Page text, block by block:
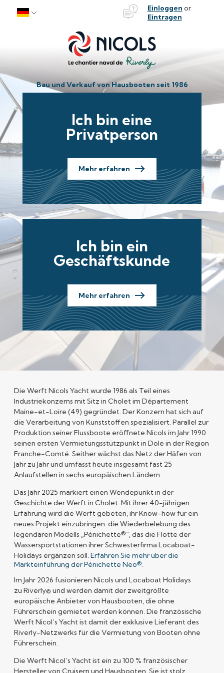
Skip to content
Bateaux Nicols Einloggen or
Eintragen
Bau und Verkauf von Hausbooten seit 1986
Ich bin eine
Privatperson
Mehr erfahren
Ich bin ein
Geschäftskunde
Mehr erfahren
Die Werft Nicols Yacht wurde 1986 als Teil eines
Industriekonzerns mit Sitz in Cholet im Département
Maine-et-Loire (49) gegründet. Der Konzern hat sich auf
die Verarbeitung von Kunststoffen spezialisiert. Parallel zur
Produktion seiner Flussboote eröffnete Nicols im Jahr 1990
seinen ersten Vermietungsstützpunkt in Dole in der Region
Franche-Comté. Seither wächst das Netz der Häfen von
Jahr zu Jahr und umfasst heute insgesamt fast 25
Anlaufstellen in sechs europäischen Ländern.
Das Jahr 2025 markiert einen Wendepunkt in der
Geschichte der Werft in Cholet. Mit ihrer 40-jährigen
Erfahrung wird die Werft gebeten, ihr Know-how für ein
neues Projekt einzubringen: die Wiederbelebung des
legendären Modells „Pénichette®”, das die Flotte der
Wassersportstationen ihrer Schwesterfirma Locaboat-
Holidays ergänzen soll. Erfahren Sie mehr über die
Markteinführung der Pénichette Neo®.
Im Jahr 2026 fusionieren Nicols und Locaboat Holidays
zu Riverly© und werden damit der zweitgrößte
europäische Anbieter von Hausbooten, die ohne
Führerschein gemietet werden können. Die französische
Werft Nicol’s Yacht ist damit der exklusive Lieferant des
Riverly-Netzwerks für die Vermietung von Booten ohne
Führerschein.
Die Werft Nicol’s Yacht ist ein zu 100 % französischer
Herstellervon Cruisern und Hausbooten. Sie ist stolz